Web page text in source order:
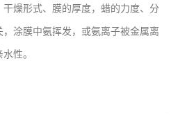
燥形式、膜的厚度，蜡的力度、分
涂膜中氨挥发，或氨离子被金属离
性。